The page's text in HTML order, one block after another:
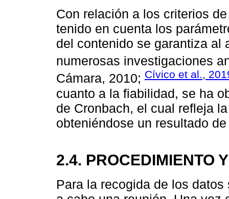
Con relación a los criterios
tenido en cuenta los
del contenido se garantiza al
numerosas investigaciones
Cámara, 2010; Cívico et al.,
cuanto a la fiabilidad, se ha
de Cronbach, el cual refleja
obteniéndose un resultado
2.4. PROCEDIMIENTO
Para la recogida de los